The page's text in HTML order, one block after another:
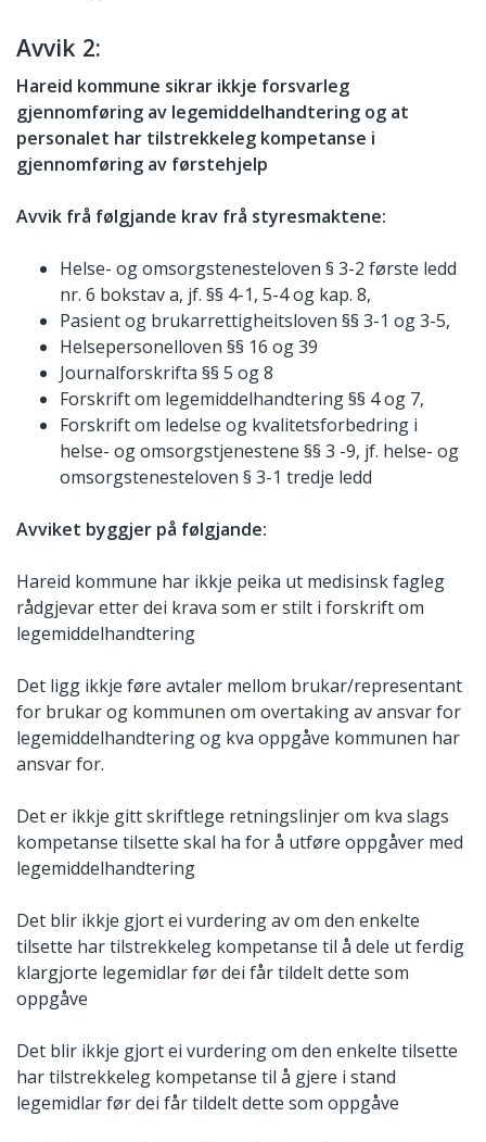
Avvik 2:
Hareid kommune sikrar ikkje forsvarleg
gjennomføring av legemiddelhandtering og at
personalet har tilstrekkeleg kompetanse i
gjennomføring av førstehjelp
Avvik frå følgjande krav frå styresmaktene:
Helse- og omsorgstenesteloven § 3-2 første ledd
nr. 6 bokstav a, jf. §§ 4-1, 5-4 og kap. 8,
Pasient og brukarrettigheitsloven §§ 3-1 og 3-5,
Helsepersonelloven §§ 16 og 39
Journalforskrifta §§ 5 og 8
Forskrift om legemiddelhandtering §§ 4 og 7,
Forskrift om ledelse og kvalitetsforbedring i
helse- og omsorgstjenestene §§ 3 -9, jf. helse- og
omsorgstenesteloven § 3-1 tredje ledd
Avviket byggjer på følgjande:
Hareid kommune har ikkje peika ut medisinsk fagleg
rådgjevar etter dei krava som er stilt i forskrift om
legemiddelhandtering
Det ligg ikkje føre avtaler mellom brukar/representant
for brukar og kommunen om overtaking av ansvar for
legemiddelhandtering og kva oppgåve kommunen har
ansvar for.
Det er ikkje gitt skriftlege retningslinjer om kva slags
kompetanse tilsette skal ha for å utføre oppgåver med
legemiddelhandtering
Det blir ikkje gjort ei vurdering av om den enkelte
tilsette har tilstrekkeleg kompetanse til å dele ut ferdig
klargjorte legemidlar før dei får tildelt dette som
oppgåve
Det blir ikkje gjort ei vurdering om den enkelte tilsette
har tilstrekkeleg kompetanse til å gjere i stand
legemidlar før dei får tildelt dette som oppgåve